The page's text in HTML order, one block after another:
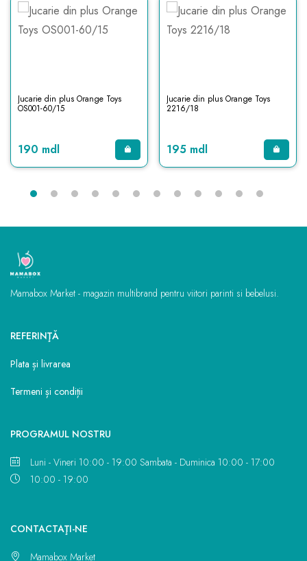
Jucarie din plus Orange Toys
OS001-60/15
190 mdl
Jucarie din plus Orange Toys
2216/18
195 mdl
Mamabox Market - magazin multibrand pentru viitori parinti si bebelusi.
REFERINŢĂ
Plata și livrarea
Termeni și condiții
PROGRAMUL NOSTRU
Luni - Vineri 10:00 - 19:00 Sambata - Duminica 10:00 - 17:00
10:00 - 19:00
CONTACTAŢI-NE
Mamabox Market